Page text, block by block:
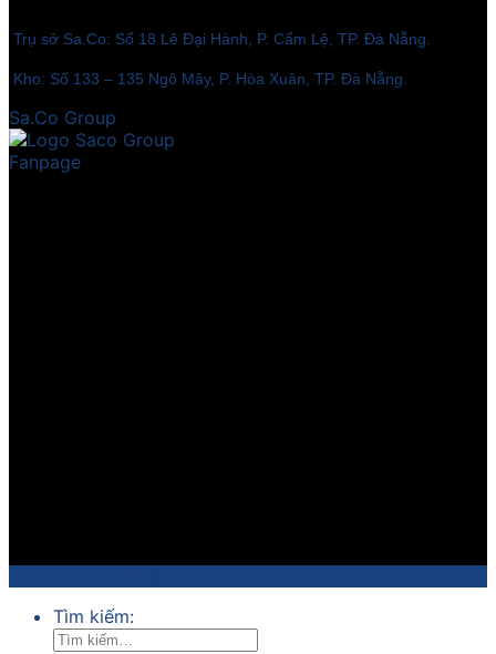
Trụ sở Sa.Co: Số 18 Lê Đại Hành, P. Cẩm Lệ, TP. Đà Nẵng.
Kho: Số 133 – 135 Ngô Mây, P. Hòa Xuân, TP. Đà Nẵng.
Sa.Co Group
Fanpage
Tìm kiếm: